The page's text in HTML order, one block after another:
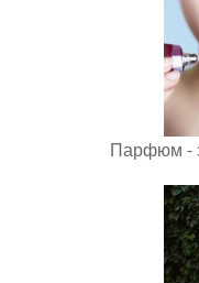
Парфюм -